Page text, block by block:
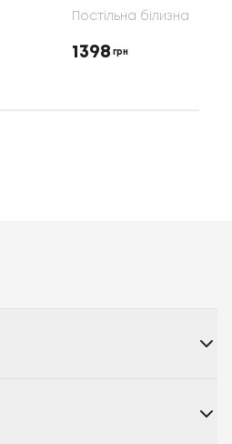
Постільна білизна
1398 грн